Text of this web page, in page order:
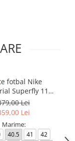
fotbal Nike
Superfly 11
Club TFLei
Lei
Marime:
40.5 41
42